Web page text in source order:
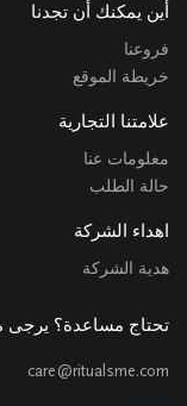
أين يمكنك أن تجدنا
فروعنا
خريطة الموقع
علامتنا التجارية
معلومات عنا
حالة الطلب
اهداء الشركة
هدية الشركة
تحتاج مساعدة؟ يرجى
care@ritualsme.com